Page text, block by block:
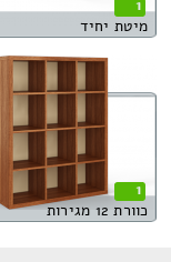
1
מיטת יחיד
1
כוורת 12 מגירות